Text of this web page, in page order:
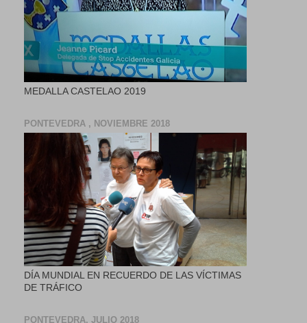
MEDALLA CASTELAO 2019
PONTEVEDRA , NOVIEMBRE 2018
DÍA MUNDIAL EN RECUERDO DE LAS VÍCTIMAS
DE TRÁFICO
PONTEVEDRA, JULIO 2018